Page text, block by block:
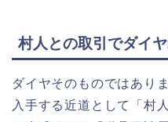
村人との取引でダイ
ダイヤそのものではあり
入手する近道として「村